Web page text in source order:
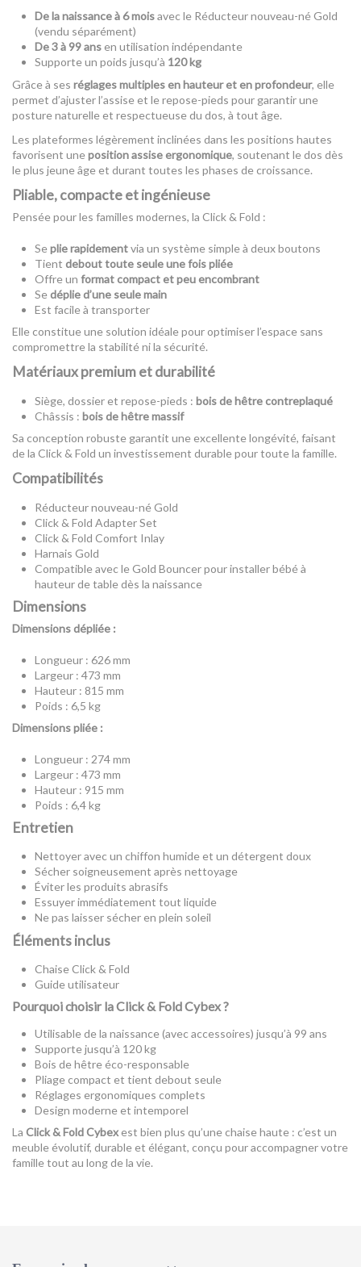
De la naissance à 6 moisavec le Réducteur nouveau-né Gold
(vendu séparément)
De 3 à 99 ans en utilisation indépendante
Supporte un poids jusqu’à 120 kg
Grâce à ses réglages multiples en hauteur et en profondeur, elle
permet d’ajuster l’assise et le repose-pieds pour garantir une
posture naturelle et respectueuse du dos, à tout âge.
Les plateformes légèrement inclinées dans les positions hautes
favorisent uneposition assise ergonomique, soutenant le dos dès
le plus jeune âge et durant toutes les phases de croissance.
Pliable, compacte et ingénieuse
Pensée pour les familles modernes, la Click & Fold :
Seplie rapidementvia un système simple à deux boutons
Tient debout toute seule une fois pliée
Offre un format compact et peu encombrant
Se déplie d’une seule main
Est facile à transporter
Elle constitue une solution idéale pour optimiser l’espace sans
compromettre la stabilité ni la sécurité.
Matériaux premium et durabilité
Siège, dossier et repose-pieds : bois de hêtre contreplaqué
Châssis : bois de hêtre massif
Sa conception robuste garantit une excellente longévité, faisant
de la Click & Fold un investissement durable pour toute la famille.
Compatibilités
Réducteur nouveau-né Gold
Click & Fold Adapter Set
Click & Fold Comfort Inlay
Harnais Gold
Compatible avec le Gold Bouncer pour installer bébé à
hauteur de table dès la naissance
Dimensions
Dimensions dépliée :
Longueur : 626 mm
Largeur : 473 mm
Hauteur : 815 mm
Poids : 6,5 kg
Dimensions pliée :
Longueur : 274 mm
Largeur : 473 mm
Hauteur : 915 mm
Poids : 6,4 kg
Entretien
Nettoyer avec un chiffon humide et un détergent doux
Sécher soigneusement après nettoyage
Éviter les produits abrasifs
Essuyer immédiatement tout liquide
Ne pas laisser sécher en plein soleil
Éléments inclus
Chaise Click & Fold
Guide utilisateur
Pourquoi choisir la Click & Fold Cybex ?
Utilisable de la naissance (avec accessoires) jusqu’à 99 ans
Supporte jusqu’à 120 kg
Bois de hêtre éco-responsable
Pliage compact et tient debout seule
Réglages ergonomiques complets
Design moderne et intemporel
La Click & Fold Cybexest bien plus qu’une chaise haute : c’est un
meuble évolutif, durable et élégant, conçu pour accompagner votre
famille tout au long de la vie.